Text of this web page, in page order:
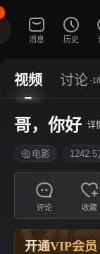
消息 历史
视频 讨论
哥，你好 详
电影 1242.5
评论 收藏
开通VIP会员